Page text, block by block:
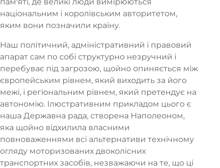
національним і королівським авторитетом,
яким вони позначили країну.
Наш політичний, адміністративний і правовий
апарат сам по собі структурно незручний і
перебуває під загрозою, щойно опиняється між
європейським рівнем, який виходить за його
межі, і регіональним рівнем, який претендує на
автономію. Ілюстративним прикладом цього є
наша Державна рада, створена Наполеоном,
яка щойно відхилила власними
повноваженнями всі альтернативи технічному
огляду моторизованих двоколісних
транспортних засобів, незважаючи на те, що ці